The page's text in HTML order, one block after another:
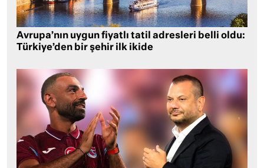
Avrupa’nın uygun fiyatlı tatil adresleri belli oldu:
Türkiye’den bir şehir ilk ikide